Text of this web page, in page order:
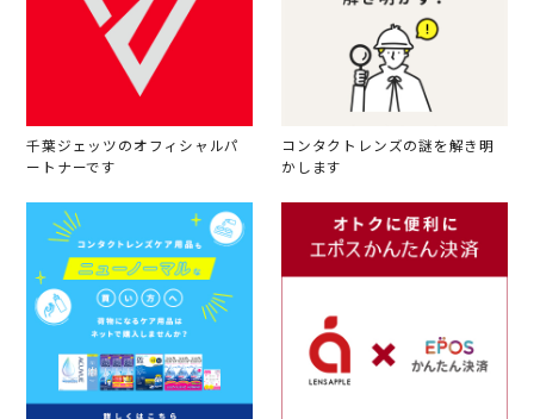
千葉ジェッツのオフィシャルパ
ートナーです
コンタクトレンズの謎を解き明
かします